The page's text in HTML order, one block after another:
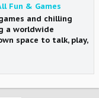
Fun & Games
and chilling
a worldwide
space to talk, play,